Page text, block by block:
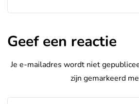
Geef een reactie
Je e-mailadres wordt niet
zijn gemarkeerd